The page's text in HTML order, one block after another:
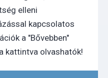
elleni
kapcsolatos
a "Bővebben"
kattintva olvashatók!